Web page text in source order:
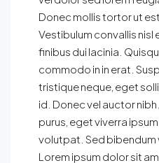
Donec mollis tortor ut
Vestibulum convallis nisl
finibus dui lacinia.
commodo in in erat.
tristique neque, eget
id. Donec vel auctor
purus, eget viverra
volutpat. Sed bibendum
Lorem ipsum dolor sit